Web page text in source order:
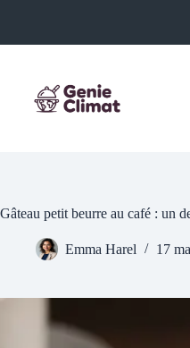
Gâteau petit beurre au café : un
Emma Harel 17